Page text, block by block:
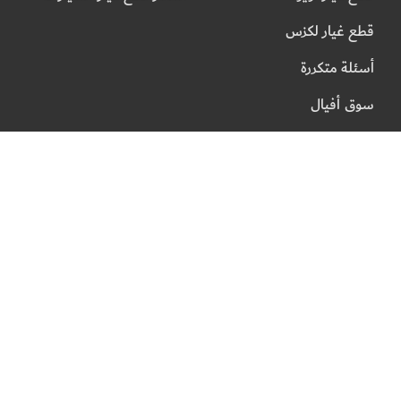
قطع غيار لكزس
أسئلة متكررة
سوق أفيال